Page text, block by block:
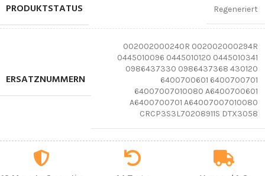
PRODUKTSTATUS Regeneriert
ERSATZNUMMERN
002002000240R 002002000294R
0445010096 0445010120 0445010341
0986437330 0986437368 430120
6400700601 6400700701
64007007010080 A6400700601
A6400700701 A64007007010080
CRCP3S3L70208911S DTX3058